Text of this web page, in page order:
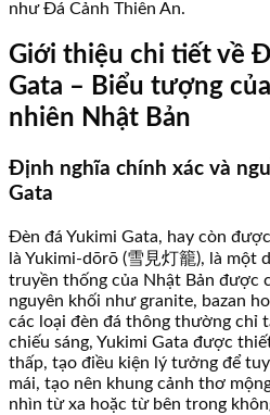
như Đá Cảnh Thiên An.
Giới thiệu chi tiết về
Gata – Biểu tượng
nhiên Nhật Bản
Định nghĩa chính xác và
Gata
Đèn đá Yukimi Gata, hay còn
là Yukimi-dōrō (雪見灯籠), là một
truyền thống của Nhật Bản được
nguyên khối như granite, bazan
các loại đèn đá thông thường chỉ
chiếu sáng, Yukimi Gata được
thấp, tạo điều kiện lý tưởng để
mái, tạo nên khung cảnh thơ
nhìn từ xa hoặc từ bên trong